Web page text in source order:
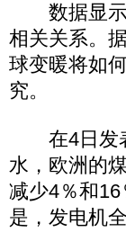
数据显示
相关关系。
球变暖将如
究。
在4日发表
水，欧洲的
减少4％和
是，发电机